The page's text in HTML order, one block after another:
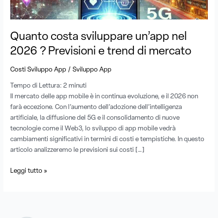
Quanto costa sviluppare un’app nel
2026 ? Previsioni e trend di mercato
Costi Sviluppo App /Sviluppo App
Tempo di Lettura:2 minuti
Il mercato delle app mobile è in continua evoluzione, e il 2026 non
farà eccezione. Con l’aumento dell’adozione dell’intelligenza
artificiale, la diffusione del 5G e il consolidamento di nuove
tecnologie come il Web3, lo sviluppo di app mobile vedrà
cambiamenti significativi in termini di costi e tempistiche. In questo
articolo analizzeremo le previsioni sui costi […]
trend
di
Leggi tutto »